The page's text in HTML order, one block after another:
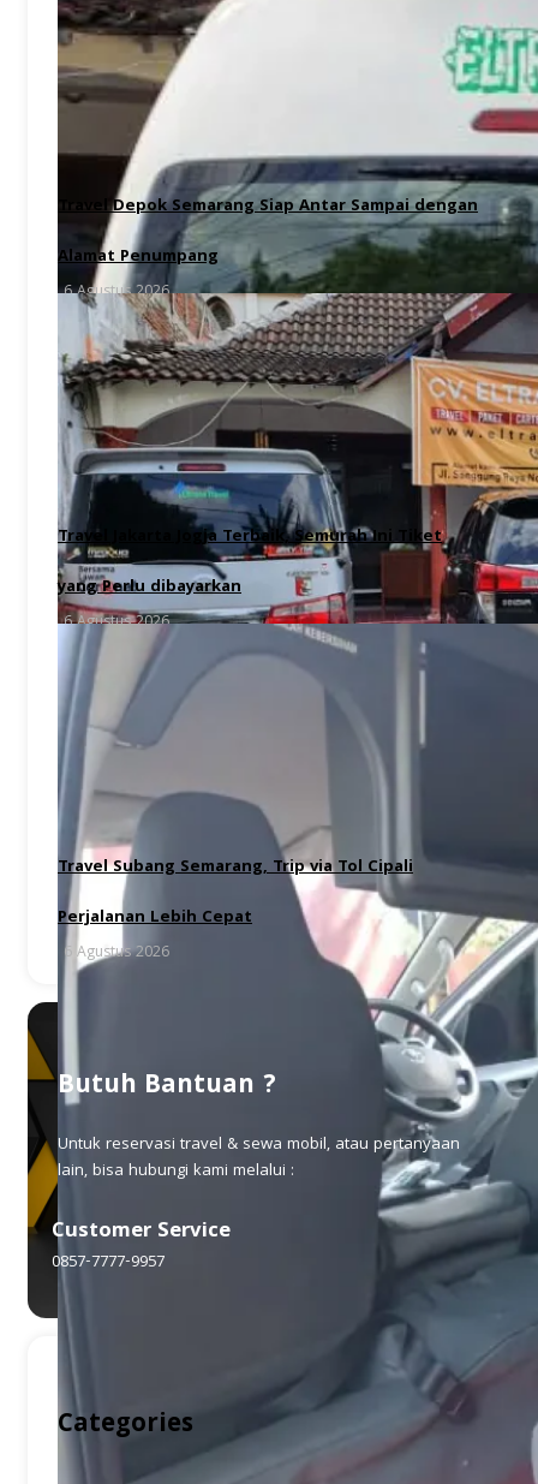
Travel Depok Semarang Siap Antar Sampai dengan
Alamat Penumpang
6 Agustus 2026
Travel Jakarta Jogja Terbaik, Semurah Ini Tiket
yang Perlu dibayarkan
6 Agustus 2026
Travel Subang Semarang, Trip via Tol Cipali
Perjalanan Lebih Cepat
6 Agustus 2026
Butuh Bantuan ?
Untuk reservasi travel & sewa mobil, atau pertanyaan
lain, bisa hubungi kami melalui :
Customer Service
0857-7777-9957
Categories